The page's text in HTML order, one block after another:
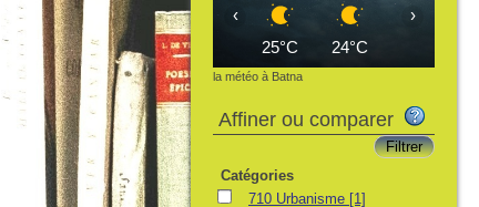
25°C 24°C
‹ ›
la météo à Batna
Affiner ou comparer
Catégories
710 Urbanisme [1]